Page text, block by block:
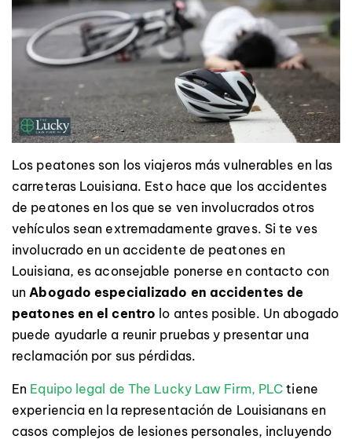
Los peatones son los viajeros más vulnerables en las
carreteras Louisiana. Esto hace que los accidentes
de peatones en los que se ven involucrados otros
vehículos sean extremadamente graves. Si te ves
involucrado en un accidente de peatones en
Louisiana, es aconsejable ponerse en contacto con
un Abogado especializado en accidentes de
peatones en el centro lo antes posible. Un abogado
puede ayudarle a reunir pruebas y presentar una
reclamación por sus pérdidas.
En Equipo legal de The Lucky Law Firm, PLC tiene
experiencia en la representación de Louisianans en
casos complejos de lesiones personales, incluyendo